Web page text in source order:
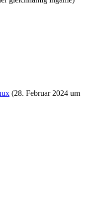
(28. Februar 2024 um